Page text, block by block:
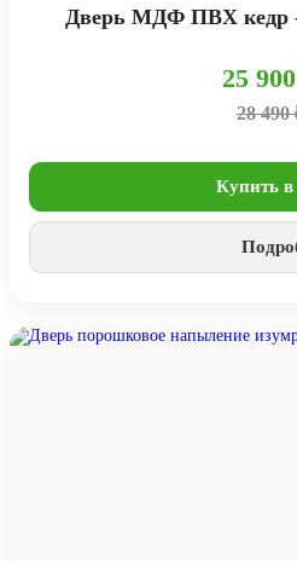
Дверь МДФ ПВХ
25
28 490
Купить в